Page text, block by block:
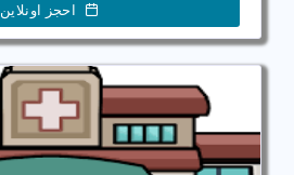
احجز اونلاين